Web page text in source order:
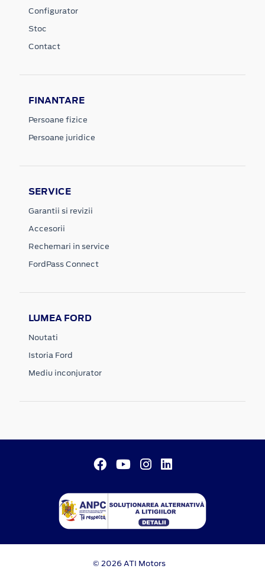
Configurator
Stoc
Contact
FINANTARE
Persoane fizice
Persoane juridice
SERVICE
Garantii si revizii
Accesorii
Rechemari in service
FordPass Connect
LUMEA FORD
Noutati
Istoria Ford
Mediu inconjurator
© 2026 ATI Motors